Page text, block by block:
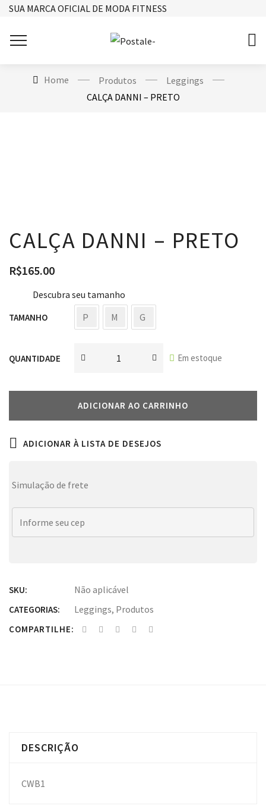
SUA MARCA OFICIAL DE MODA FITNESS
Home Produtos
Leggings
CALÇA DANNI – PRETO
CALÇA DANNI – PRETO
R$165.00
Descubra seu tamanho
TAMANHO P M G
QUANTIDADE Em estoque
ADICIONAR AO CARRINHO
ADICIONAR À LISTA DE DESEJOS
Simulação de frete
SKU: Não aplicável
CATEGORIAS: Leggings, Produtos
COMPARTILHE:
DESCRIÇÃO
CWB1